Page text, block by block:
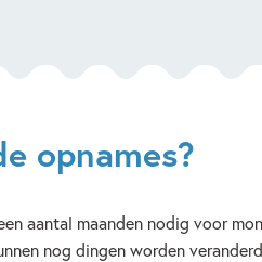
opnames?
aantal maanden nodig voor
nog dingen worden